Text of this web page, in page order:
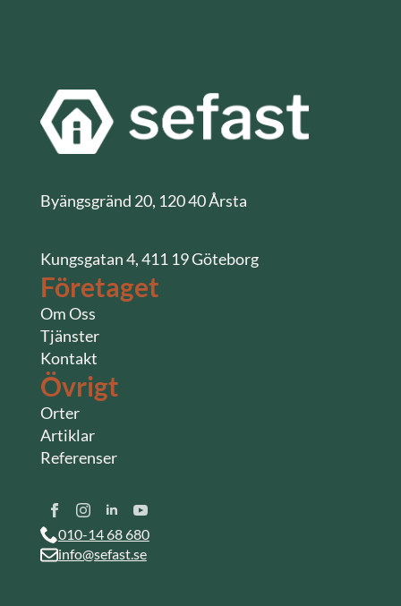
Byängsgränd 20, 120 40 Årsta
Kungsgatan 4, 411 19 Göteborg
Företaget
Om Oss
Tjänster
Kontakt
Övrigt
Orter
Artiklar
Referenser
010-14 68 680
info@sefast.se